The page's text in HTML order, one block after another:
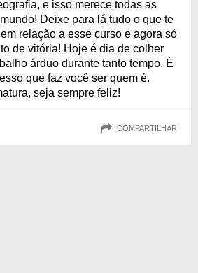
e isso merece todas as
Deixe para lá tudo o que te
relação a esse curso e agora só
de vitória! Hoje é dia de colher
árduo durante tanto tempo. É
que faz você ser quem é.
seja sempre feliz!
COMPARTILHAR